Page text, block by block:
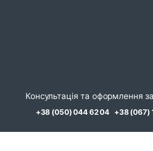
Консультація та оформлення
+38 (050) 044 62 04 +38 (067)